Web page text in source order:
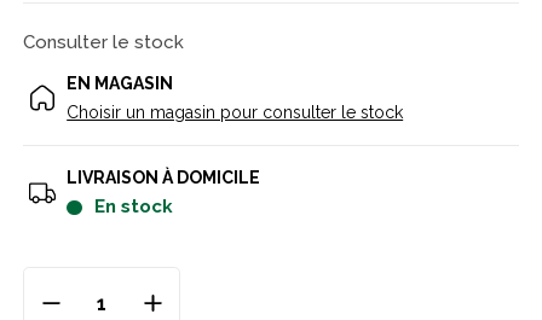
Consulter le stock
EN MAGASIN
Choisir un magasin pour consulter le stock
LIVRAISON À DOMICILE
en stock